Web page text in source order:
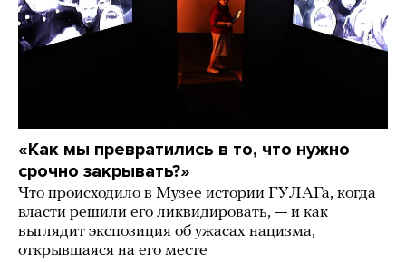
«Как мы превратились в то, что нужно
срочно закрывать?»
Что происходило в Музее истории ГУЛАГа, когда
власти решили его ликвидировать, — и как
выглядит экспозиция об ужасах нацизма,
открывшаяся на его месте